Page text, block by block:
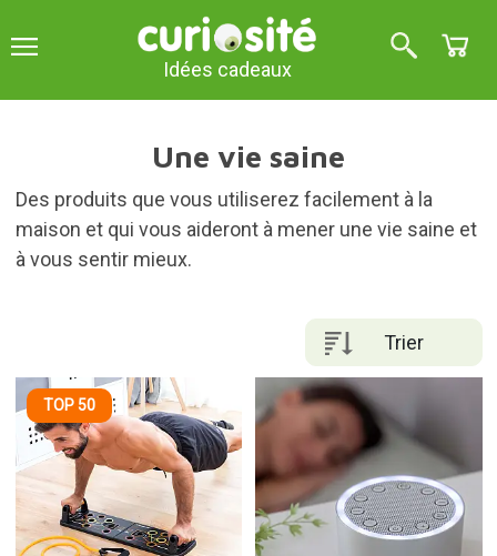
Idées cadeaux
Une vie saine
Des produits que vous utiliserez facilement à la
maison et qui vous aideront à mener une vie saine et
à vous sentir mieux.
Trier
TOP 50